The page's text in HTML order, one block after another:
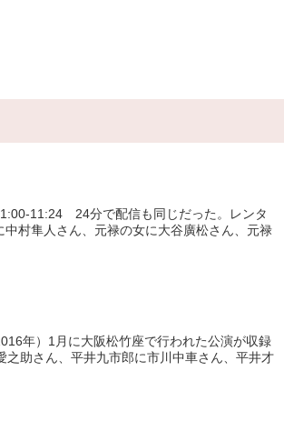
11:24 24分で配信も同じだった。レンタ
村隼人さん、元禄の女に大谷廣松さん、元禄
年）1月に大阪松竹座で行われた公演が収録
助さん、平井九市郎に市川中車さん、平井才